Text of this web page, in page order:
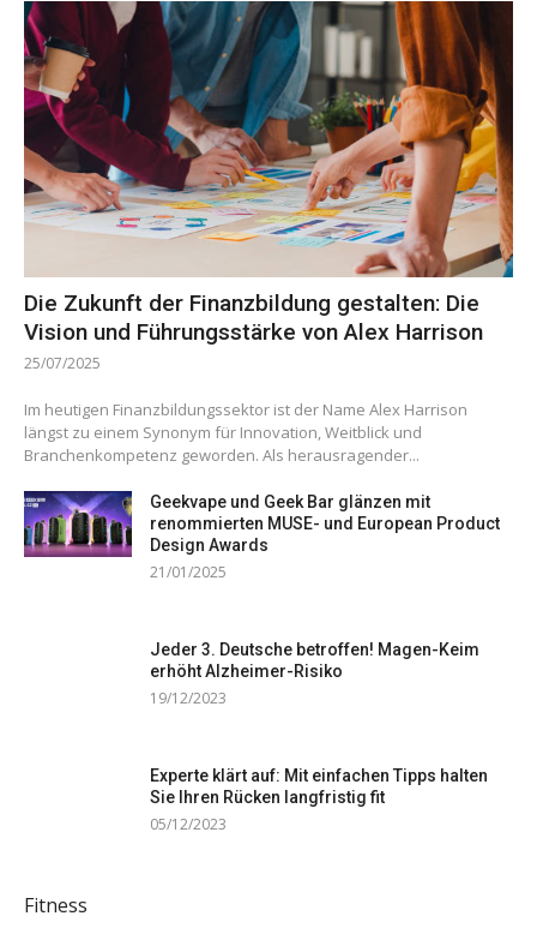
Die Zukunft der Finanzbildung gestalten: Die
Vision und Führungsstärke von Alex Harrison
25/07/2025
Im heutigen Finanzbildungssektor ist der Name Alex Harrison
längst zu einem Synonym für Innovation, Weitblick und
Branchenkompetenz geworden. Als herausragender...
Geekvape und Geek Bar glänzen mit
renommierten MUSE- und European Product
Design Awards
21/01/2025
Jeder 3. Deutsche betroffen! Magen-Keim
erhöht Alzheimer-Risiko
19/12/2023
Experte klärt auf: Mit einfachen Tipps halten
Sie Ihren Rücken langfristig fit
05/12/2023
Fitness